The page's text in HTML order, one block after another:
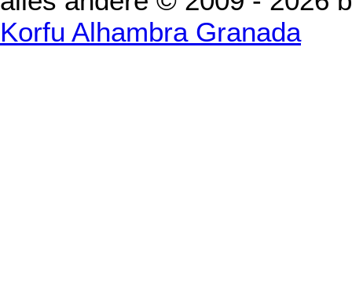
Korfu Alhambra Granada